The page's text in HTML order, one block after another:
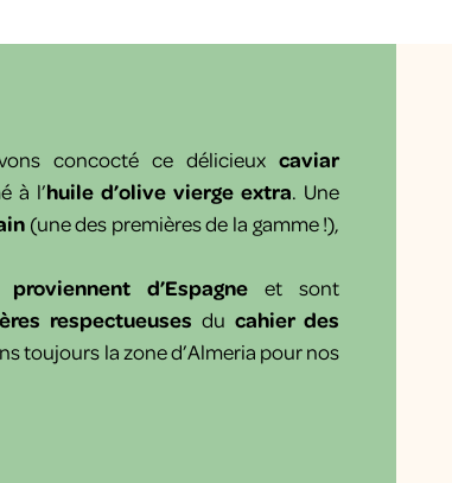
concocté ce délicieux caviar
à l’huile d’olive vierge extra. Une
(une des premières de la gamme !),
proviennent d’Espagneet sont
respectueuses du cahier des
toujours la zone d’Almeria pour nos